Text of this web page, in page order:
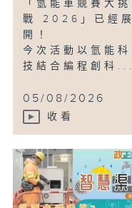
「氫能車競賽大挑
戰 2026」已經展
開！
今次活動以氫能科
技結合編程創科...
05/08/2026
收看